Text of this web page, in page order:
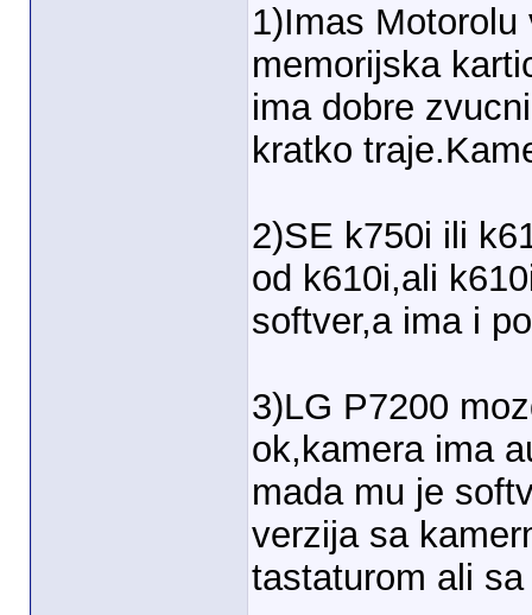
1)Imas
memorijska
ima dobre
kratko
2)SE k750i ili
od k610i,ali
softver,a ima i
3)LG P7200
ok,kamera ima
mada mu je
verzija sa
tastaturom ali